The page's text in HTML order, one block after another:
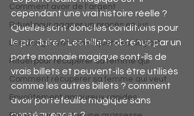
Comment avoir de l'argent
Rituel pour gagner un procès en jus
Les dangers et conséquences du port
Rituel pour récupérer sa femme qui
Comment récupérer sa femme qui veut
Envoûtement amoureux rapides
cependant une vrai histoire réelle ?
Quelles sont donc les conditions pour
le produire ? Les billets obtenus par un
porte monnaie magique sont-ils de
vrais billets et peuvent-ils être utilisés
comme les autres billets ? comment
avoir portefeuille magique sans